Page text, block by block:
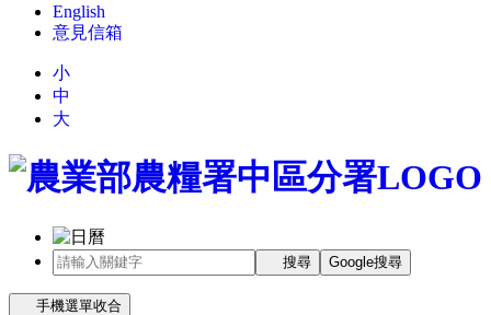
English
意見信箱
小
中
大
搜尋 Google搜尋
手機選單收合